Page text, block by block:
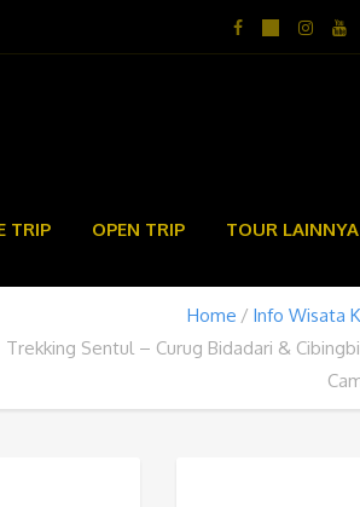
TRIP OPEN TRIP TOUR LAINNYA
Home
Info Wisata
Trekking Sentul – Curug Bidadari &